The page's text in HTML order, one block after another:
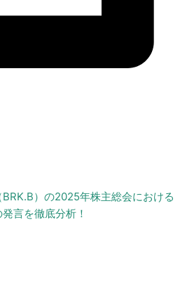
）の2025年株主総会における
言を徹底分析！